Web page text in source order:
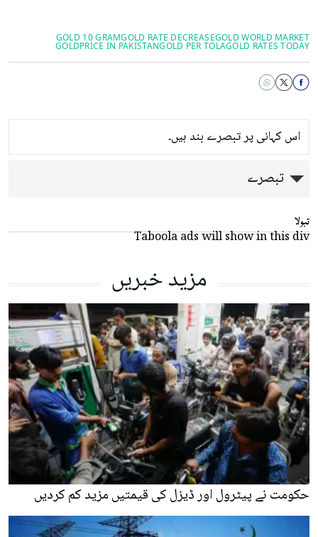
GOLD WORLD MARKET
GOLD RATE DECREASE
GOLD 10 GRAM
GOLD RATES TODAY
GOLD PER TOLA
GOLDPRICE IN PAKISTAN
اس کہانی پر تبصرے بند ہیں۔
تبصرے
تبولا
Taboola ads will show in this div
مزید خبریں
حکومت نے پیٹرول اور ڈیزل کی قیمتیں مزید کم کردیں